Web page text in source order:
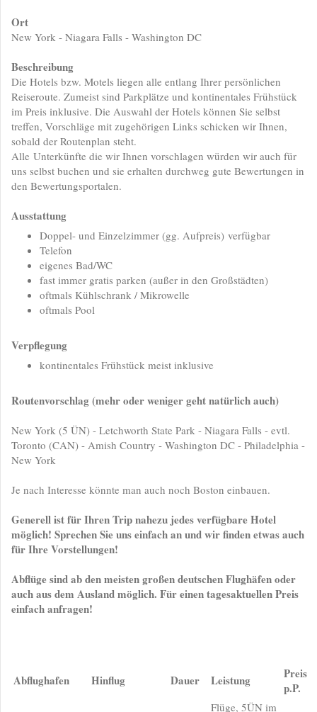
Ort
New York - Niagara Falls - Washington DC
Beschreibung
Die Hotels bzw. Motels liegen alle entlang Ihrer persönlichen
Reiseroute. Zumeist sind Parkplätze und kontinentales Frühstück
im Preis inklusive. Die Auswahl der Hotels können Sie selbst
treffen, Vorschläge mit zugehörigen Links schicken wir Ihnen,
sobald der Routenplan steht.
Alle Unterkünfte die wir Ihnen vorschlagen würden wir auch für
uns selbst buchen und sie erhalten durchweg gute Bewertungen in
den Bewertungsportalen.
Ausstattung
Doppel- und Einzelzimmer (gg. Aufpreis) verfügbar
Telefon
eigenes Bad/WC
fast immer gratis parken (außer in den Großstädten)
oftmals Kühlschrank / Mikrowelle
oftmals Pool
Verpflegung
kontinentales Frühstück meist inklusive
Routenvorschlag (mehr oder weniger geht natürlich auch)
New York (5 ÜN) - Letchworth State Park - Niagara Falls - evtl.
Toronto (CAN) - Amish Country - Washington DC - Philadelphia -
New York
Je nach Interesse könnte man auch noch Boston einbauen.
Generell ist für Ihren Trip nahezu jedes verfügbare Hotel
möglich! Sprechen Sie uns einfach an und wir finden etwas auch
für Ihre Vorstellungen!
Abflüge sind ab den meisten großen deutschen Flughäfen oder
auch aus dem Ausland möglich. Für einen tagesaktuellen Preis
einfach anfragen!
Abflughafen Hinflug Dauer Leistung
Preis
p.P.
Flüge, 5ÜN im